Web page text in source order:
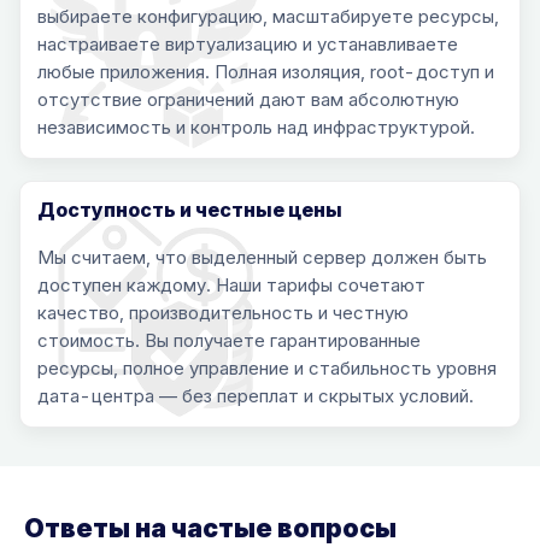
выбираете конфигурацию, масштабируете ресурсы,
настраиваете виртуализацию и устанавливаете
любые приложения. Полная изоляция, root-доступ и
отсутствие ограничений дают вам абсолютную
независимость и контроль над инфраструктурой.
Доступность и честные цены
Мы считаем, что выделенный сервер должен быть
доступен каждому. Наши тарифы сочетают
качество, производительность и честную
стоимость. Вы получаете гарантированные
ресурсы, полное управление и стабильность уровня
дата-центра — без переплат и скрытых условий.
Ответы на частые вопросы